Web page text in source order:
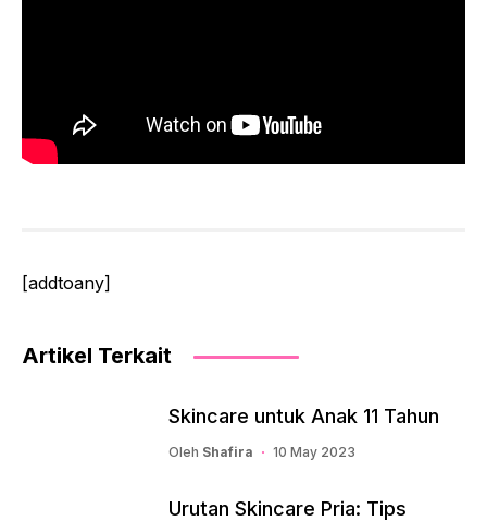
[addtoany]
Artikel Terkait
Skincare untuk Anak 11 Tahun
Oleh Shafira 10 May 2023
Urutan Skincare Pria: Tips